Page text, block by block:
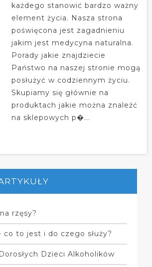
każdego stanowić bardzo ważny
element życia. Nasza strona
poświęcona jest zagadnieniu
jakim jest medycyna naturalna.
Porady jakie znajdziecie
Państwo na naszej stronie mogą
posłużyć w codziennym życiu.
Skupiamy się głównie na
produktach jakie można znaleźć
na sklepowych p�...
rzęsy?
co to jest i do czego służy?
Dzieci Alkoholików